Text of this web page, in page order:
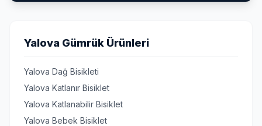
Yalova Gümrük Ürünleri
Yalova Dağ Bisikleti
Yalova Katlanır Bisiklet
Yalova Katlanabilir Bisiklet
Yalova Bebek Bisiklet